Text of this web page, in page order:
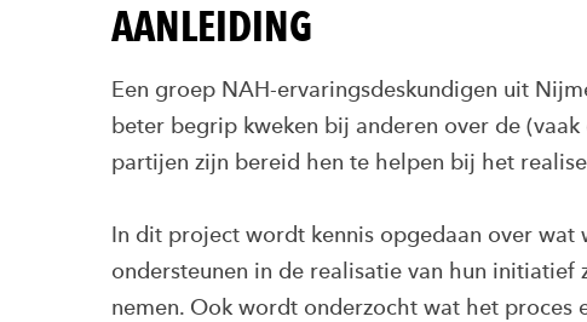
AANLEIDING
Een groep NAH-ervaringsdeskundigen uit
beter begrip kweken bij anderen over de
partijen zijn bereid hen te helpen bij het
In dit project wordt kennis opgedaan over wat
ondersteunen in de realisatie van hun
nemen. Ook wordt onderzocht wat het proces